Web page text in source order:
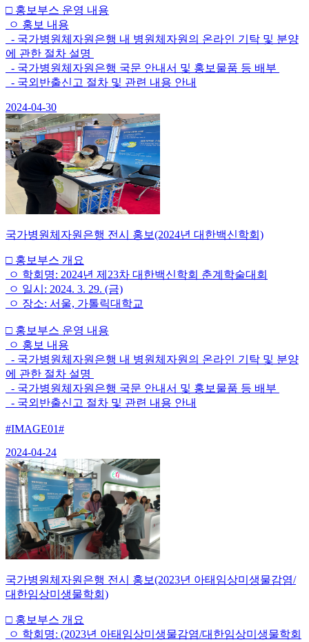
□ 홍보부스 운영 내용
ㅇ 홍보 내용
- 국가병원체자원은행 내 병원체자원의 온라인 기탁 및 분양
에 관한 절차 설명
- 국가병원체자원은행 국문 안내서 및 홍보물품 등 배부
- 국외반출신고 절차 및 관련 내용 안내
2024-04-30
국가병원체자원은행 전시 홍보(2024년 대한백신학회)
□ 홍보부스 개요
ㅇ 학회명: 2024년 제23차 대한백신학회 춘계학술대회
ㅇ 일시: 2024. 3. 29. (금)
ㅇ 장소: 서울, 가톨릭대학교
□ 홍보부스 운영 내용
ㅇ 홍보 내용
- 국가병원체자원은행 내 병원체자원의 온라인 기탁 및 분양
에 관한 절차 설명
- 국가병원체자원은행 국문 안내서 및 홍보물품 등 배부
- 국외반출신고 절차 및 관련 내용 안내
#IMAGE01#
2024-04-24
국가병원체자원은행 전시 홍보(2023년 아태임상미생물감염/
대한임상미생물학회)
□ 홍보부스 개요
ㅇ 학회명: (2023년 아태임상미생물감염/대한임상미생물학회